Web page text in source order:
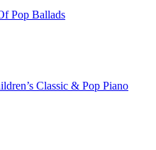
Pop Ballads
Classic & Pop Piano